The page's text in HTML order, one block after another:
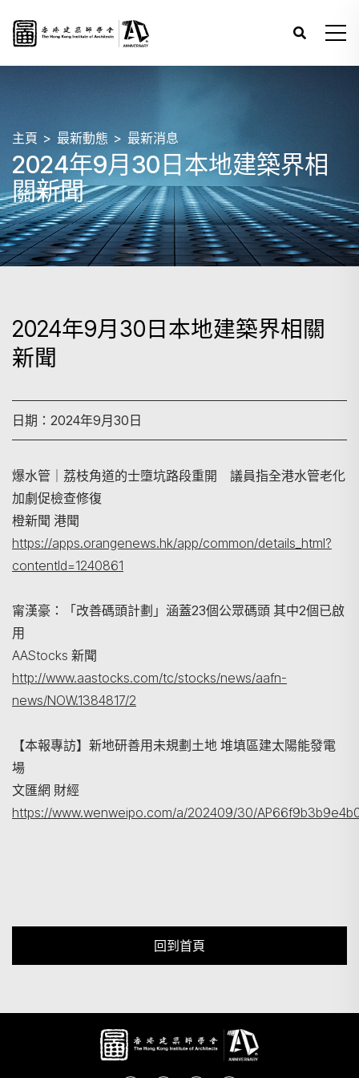
主頁 最新動態 最新消息
2024年9月30日本地建築界相
關新聞
2024年9月30日本地建築界相關
新聞
日期：2024年9月30日
爆水管｜荔枝角道的士墮坑路段重開 議員指全港水管老化
加劇促檢查修復
橙新聞 港聞
https://apps.orangenews.hk/app/common/details_html?
contentId=1240861
甯漢豪：「改善碼頭計劃」涵蓋23個公眾碼頭 其中2個已啟
用
AAStocks 新聞
http://www.aastocks.com/tc/stocks/news/aafn-
news/NOW.1384817/2
【本報專訪】新地研善用未規劃土地 堆填區建太陽能發電
場
文匯網 財經
https://www.wenweipo.com/a/202409/30/
回到首頁